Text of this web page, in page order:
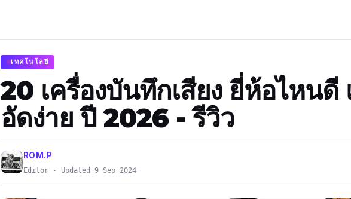
เทคโนโลยี
20 เครื่องบันทึกเสียง ยี่ห้อไหนดี
อัดง่าย ปี 2026 - รีวิว
ROM.P
Editor · Updated 9 Sep 2024